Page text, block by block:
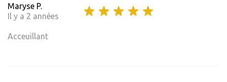
Maryse P.
Il y a 2 années
Acceuillant